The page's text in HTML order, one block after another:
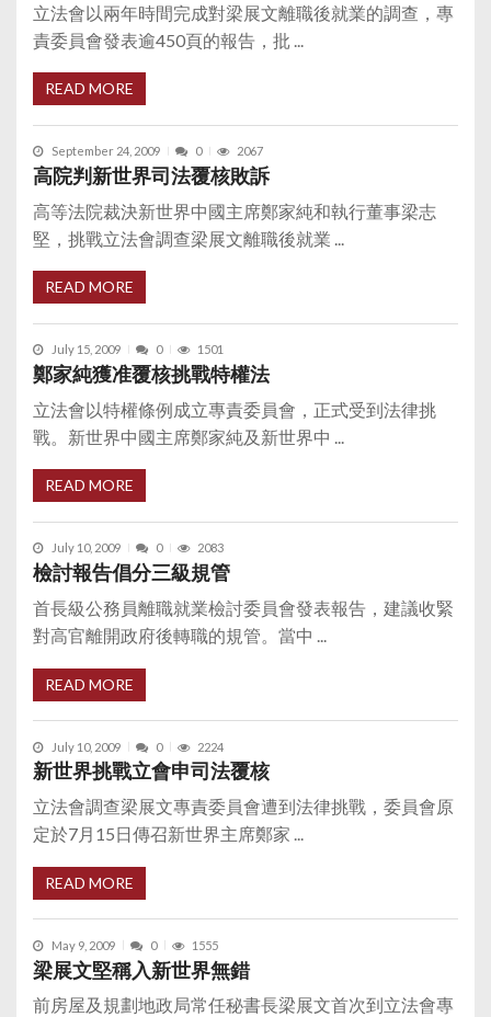
立法會以兩年時間完成對梁展文離職後就業的調查，專
責委員會發表逾450頁的報告，批 ...
READ MORE
September 24, 2009 0 2067
高院判新世界司法覆核敗訴
高等法院裁決新世界中國主席鄭家純和執行董事梁志
堅，挑戰立法會調查梁展文離職後就業 ...
READ MORE
July 15, 2009 0 1501
鄭家純獲准覆核挑戰特權法
立法會以特權條例成立專責委員會，正式受到法律挑
戰。新世界中國主席鄭家純及新世界中 ...
READ MORE
July 10, 2009 0 2083
檢討報告倡分三級規管
首長級公務員離職就業檢討委員會發表報告，建議收緊
對高官離開政府後轉職的規管。當中 ...
READ MORE
July 10, 2009 0 2224
新世界挑戰立會申司法覆核
立法會調查梁展文專責委員會遭到法律挑戰，委員會原
定於7月15日傳召新世界主席鄭家 ...
READ MORE
May 9, 2009 0 1555
梁展文堅稱入新世界無錯
前房屋及規劃地政局常任秘書長梁展文首次到立法會專